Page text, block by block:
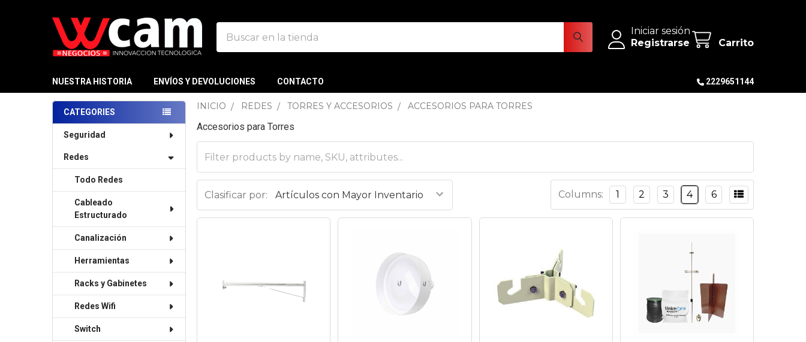
Iniciar sesión
Registrarse
Carrito
NUESTRA HISTORIA ENVÍOS Y DEVOLUCIONES CONTACTO 2229651144
Sidebar
CATEGORIES
Seguridad
Redes
Todo Redes
Cableado
Estructurado
Canalización
Herramientas
Racks y Gabinetes
Redes Wifi
Switch
INICIO REDES TORRES Y ACCESORIOS ACCESORIOS PARA TORRES
Accesorios para Torres
Clasificar por: Columns: 1 2 3 4 6